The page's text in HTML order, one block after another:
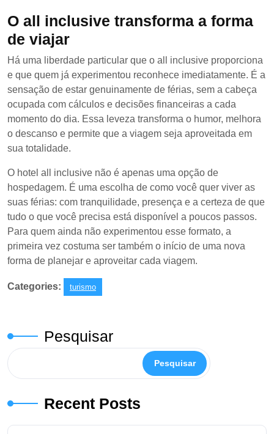
O all inclusive transforma a forma
de viajar
Há uma liberdade particular que o all inclusive proporciona
e que quem já experimentou reconhece imediatamente. É a
sensação de estar genuinamente de férias, sem a cabeça
ocupada com cálculos e decisões financeiras a cada
momento do dia. Essa leveza transforma o humor, melhora
o descanso e permite que a viagem seja aproveitada em
sua totalidade.
O hotel all inclusive não é apenas uma opção de
hospedagem. É uma escolha de como você quer viver as
suas férias: com tranquilidade, presença e a certeza de que
tudo o que você precisa está disponível a poucos passos.
Para quem ainda não experimentou esse formato, a
primeira vez costuma ser também o início de uma nova
forma de planejar e aproveitar cada viagem.
Categories: turismo
Pesquisar
Pesquisar
Recent Posts